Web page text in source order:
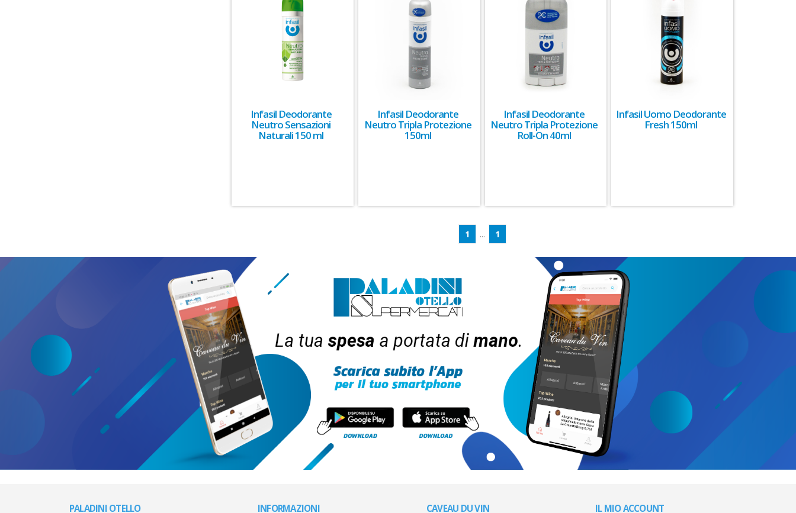
Infasil Deodorante
Neutro Sensazioni
Naturali 150 ml
Infasil Deodorante
Neutro Tripla Protezione
150ml
Infasil Deodorante
Neutro Tripla Protezione
Roll-On 40ml
Infasil Uomo Deodorante
Fresh 150ml
1 ... 1
PALADINI OTELLO INFORMAZIONI CAVEAU DU VIN IL MIO ACCOUNT